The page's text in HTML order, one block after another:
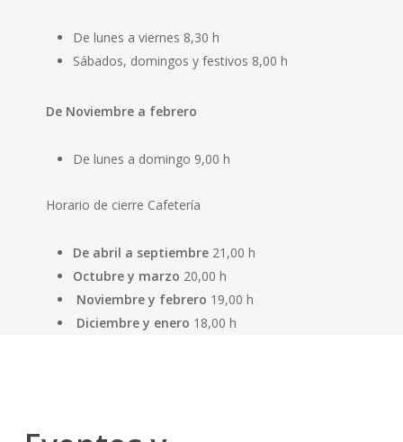
De lunes a viernes 8,30 h
Sábados, domingos y festivos 8,00 h
De Noviembre a febrero
De lunes a domingo 9,00 h
Horario de cierre Cafetería
De abril a septiembre21,00 h
Octubre y marzo 20,00 h
Noviembre y febrero 19,00 h
Diciembre y enero 18,00 h